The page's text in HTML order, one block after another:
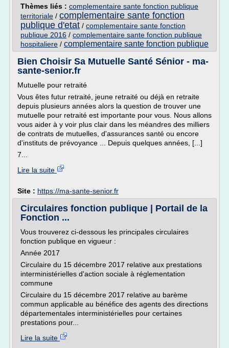
Thèmes liés : complementaire sante fonction publique
territoriale / complementaire sante fonction
publique d'etat / complementaire sante fonction
publique 2016 / complementaire sante fonction publique
hospitaliere / complementaire sante fonction publique
Bien Choisir Sa Mutuelle Santé Sénior - ma-
sante-senior.fr
Mutuelle pour retraité
Vous êtes futur retraité, jeune retraité ou déjà en retraite
depuis plusieurs années alors la question de trouver une
mutuelle pour retraité est importante pour vous. Nous allons
vous aider à y voir plus clair dans les méandres des milliers
de contrats de mutuelles, d'assurances santé ou encore
d'instituts de prévoyance ... Depuis quelques années, [...]
7...
Lire la suite
Site : https://ma-sante-senior.fr
Circulaires fonction publique | Portail de la
Fonction ...
Vous trouverez ci-dessous les principales circulaires
fonction publique en vigueur :
Année 2017
Circulaire du 15 décembre 2017 relative aux prestations
interministérielles d'action sociale à réglementation
commune
Circulaire du 15 décembre 2017 relative au barème
commun applicable au bénéfice des agents des directions
départementales interministérielles pour certaines
prestations pour...
Lire la suite